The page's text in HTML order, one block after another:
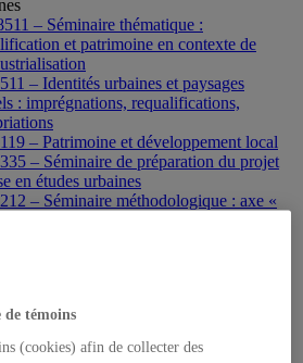
– Séminaire thématique :
et patrimoine en contexte de
– Identités urbaines et paysages
: imprégnations, requalifications,
– Patrimoine et développement local
– Séminaire de préparation du projet
en études urbaines
– Séminaire méthodologique : axe «
– Animation, communications,
en patrimoine
de témoins
(cookies) afin de collecter des